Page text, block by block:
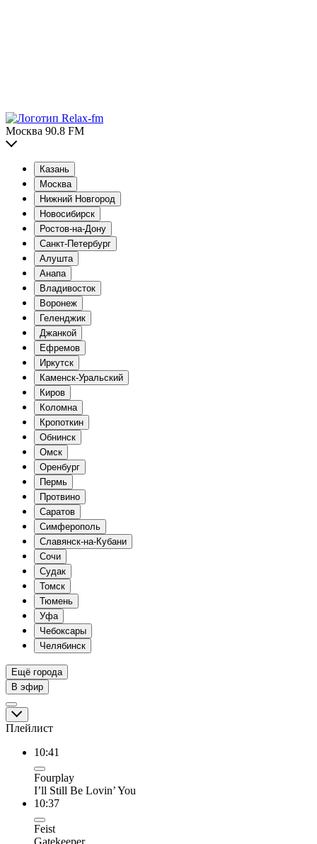
Москва 90.8 FM
Казань
Москва
Нижний Новгород
Новосибирск
Ростов-на-Дону
Санкт-Петербург
Алушта
Анапа
Владивосток
Воронеж
Геленджик
Джанкой
Ефремов
Иркутск
Каменск-Уральский
Киров
Коломна
Кропоткин
Обнинск
Омск
Оренбург
Пермь
Протвино
Саратов
Симферополь
Славянск-на-Кубани
Сочи
Судак
Томск
Тюмень
Уфа
Чебоксары
Челябинск
Ещё города
В эфир
Плейлист
10:41
Fourplay
I’ll Still Be Lovin’ You
10:37
Feist
Gatekeeper